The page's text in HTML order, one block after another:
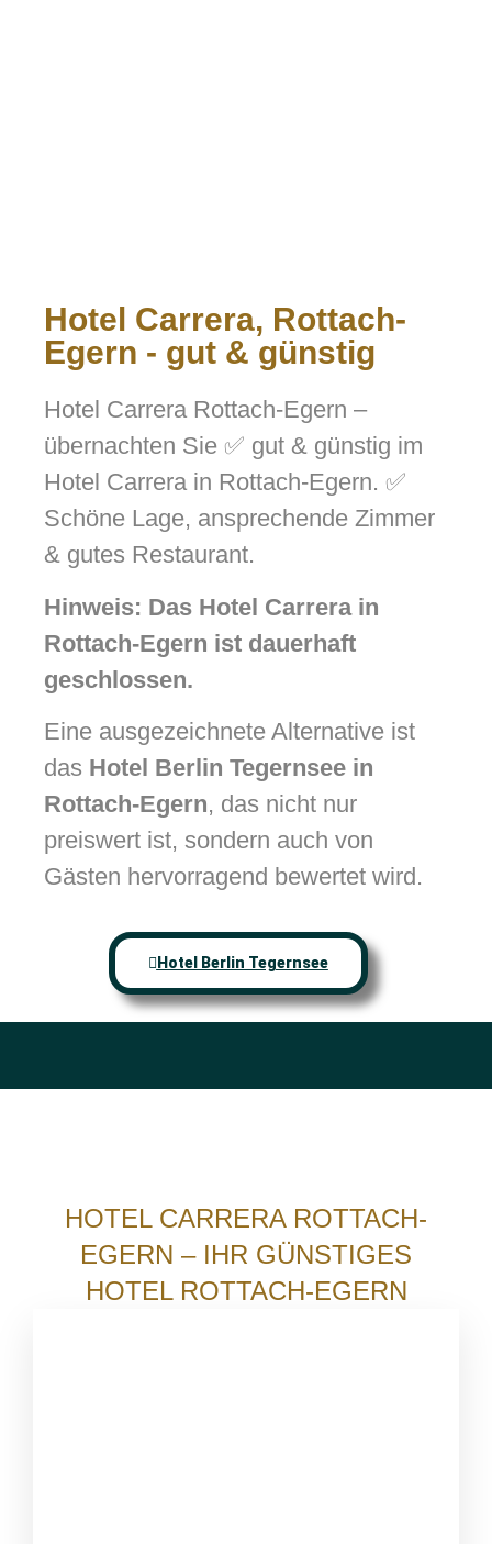
Hotel Carrera, Rottach-
Egern - gut & günstig
Hotel Carrera Rottach-Egern –
übernachten Sie ✅ gut & günstig im
Hotel Carrera in Rottach-Egern. ✅
Schöne Lage, ansprechende Zimmer
& gutes Restaurant.
Hinweis: Das Hotel Carrera in
Rottach-Egern ist dauerhaft
geschlossen.
Eine ausgezeichnete Alternative ist
das Hotel Berlin Tegernsee in
Rottach-Egern, das nicht nur
preiswert ist, sondern auch von
Gästen hervorragend bewertet wird.
Hotel Berlin Tegernsee
HOTEL CARRERA ROTTACH-
EGERN – IHR GÜNSTIGES
HOTEL ROTTACH-EGERN